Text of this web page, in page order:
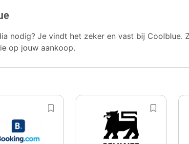
nodig? Je vindt het zeker en vast bij Coolblue.
op jouw aankoop.